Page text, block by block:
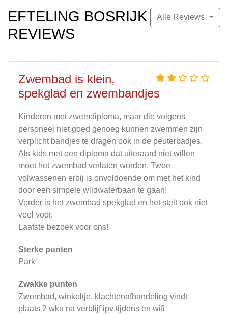
Alle Reviews
EFTELING BOSRIJK
REVIEWS
Zwembad is klein,
spekglad en zwembandjes
Kinderen met zwemdiploma, maar die volgens
personeel niet goed genoeg kunnen zwemmen zijn
verplicht bandjes te dragen ook in de peuterbadjes.
Als kids met een diploma dat uiteraard niet willen
moet het zwembad verlaten worden. Twee
volwassenen erbij is onvoldoende om met het kind
door een simpele wildwaterbaan te gaan!
Verder is het zwembad spekglad en het stelt ook niet
veel voor.
Laatste bezoek voor ons!
Sterke punten
Park
Zwakke punten
Zwembad, winkeltje, klachtenafhandeling vindt
plaats 2 wkn na verblijf ipv tijdens en wifi